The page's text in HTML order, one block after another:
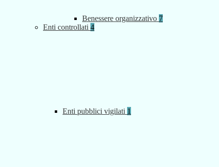
Benessere organizzativo 7
Enti controllati 4
Enti pubblici vigilati 1